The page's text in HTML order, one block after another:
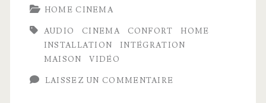
HOME CINEMA
AUDIO CINEMA CONFORT
HOME
INSTALLATION
INTÉGRATION
MAISON
VIDÉO
LAISSEZ UN COMMENTAIRE